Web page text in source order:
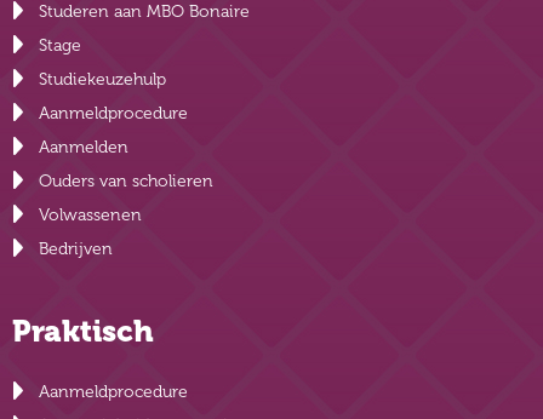
Studeren aan MBO Bonaire
Stage
Studiekeuzehulp
Aanmeldprocedure
Aanmelden
Ouders van scholieren
Volwassenen
Bedrijven
Praktisch
Aanmeldprocedure